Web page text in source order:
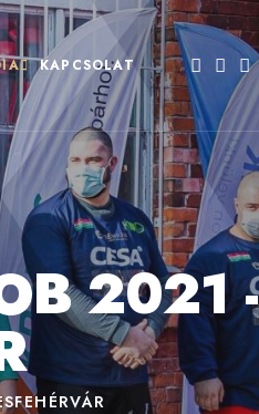
KAPCSOLAT
2021 -